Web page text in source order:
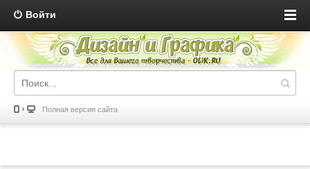
Войти
Полная версия сайта